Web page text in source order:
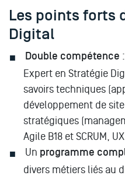
Les points forts
Digital
Double compétence
Expert en Stratégie
savoirs techniques
développement de
stratégiques
Agile B18 et SCRUM,
Un programme
divers métiers liés au